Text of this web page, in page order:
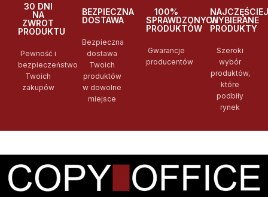
30 DNI
NA
ZWROT
PRODUKTU
Pewność i
bezpieczeństwo
Twoich
zakupów
BEZPIECZNA
DOSTAWA
Bezpieczna
dostawa
Twoich
produktów
w dowolne
miejsce
100%
SPRAWDZONYCH
PRODUKTÓW
Gwarancje
producentów
NAJCZĘŚCIEJ
WYBIERANE
PRODUKTY
Szeroki
wybór
produktów,
które
podbiły
rynek